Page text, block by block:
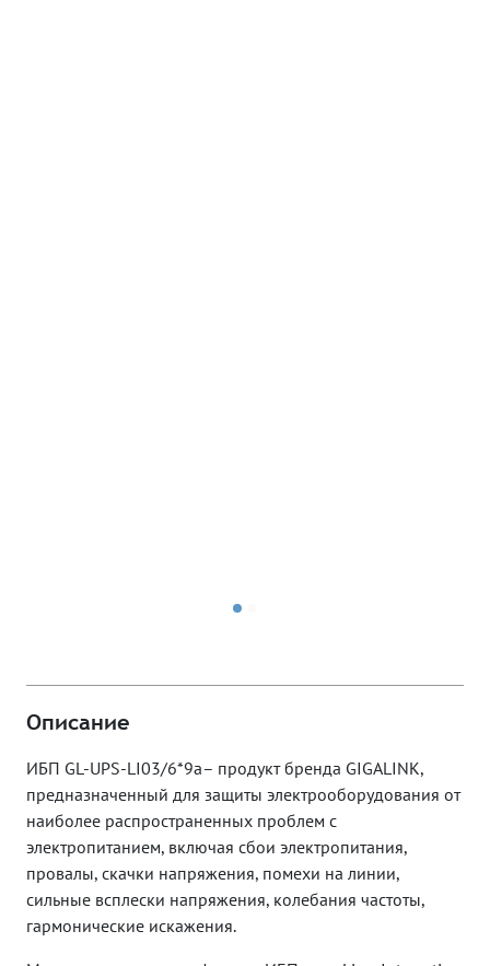
Описание
ИБП GL-UPS-LI03/6*9a– продукт бренда GIGALINK,
предназначенный для защиты электрооборудования от
наиболее распространенных проблем с
электропитанием, включая сбои электропитания,
провалы, скачки напряжения, помехи на линии,
сильные всплески напряжения, колебания частоты,
гармонические искажения.